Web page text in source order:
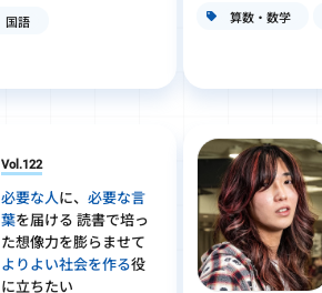
国語
Vol.122
必要な人に、 必要な言
葉を届ける 読書で培っ
た想像力を膨らませて
よりよい社会を作る役
に立ちたい
算数・数学